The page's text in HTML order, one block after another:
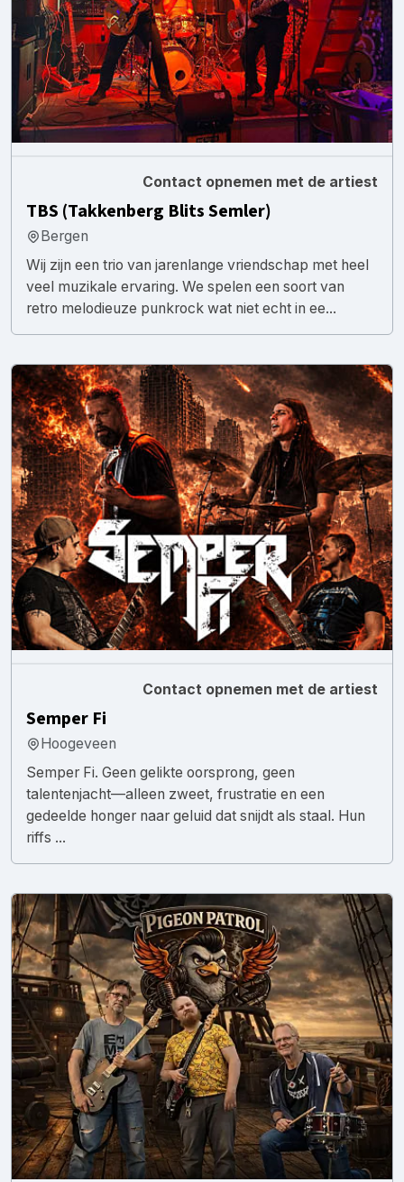
Contact opnemen met de artiest
TBS (Takkenberg Blits Semler)
Bergen
Wij zijn een trio van jarenlange vriendschap met heel
veel muzikale ervaring. We spelen een soort van
retro melodieuze punkrock wat niet echt in ee...
Contact opnemen met de artiest
Semper Fi
Hoogeveen
Semper Fi. Geen gelikte oorsprong, geen
talentenjacht—alleen zweet, frustratie en een
gedeelde honger naar geluid dat snijdt als staal. Hun
riffs ...